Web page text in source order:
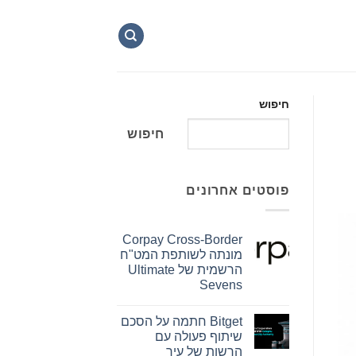
חיפוש
חיפוש
פוסטים אחרונים
Corpay Cross-Border
מונתה לשותפת המט"ח
הרשמית של Ultimate
Sevens
על
Corpay
Cross-
Border
Bitget חתמה על הסכם
שיתוף פעולה עם
הרשות של עיר